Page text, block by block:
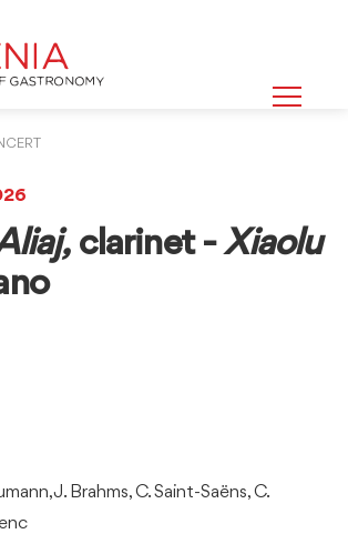
clarinet -Xiaolu
J. Brahms, C. Saint-Saëns, C.